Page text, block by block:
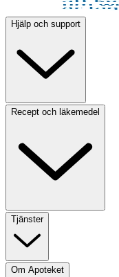
Hjälp och support
Recept och läkemedel
Tjänster
Om Apoteket